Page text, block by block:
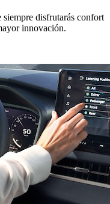
disfrutarás confort
innovación.